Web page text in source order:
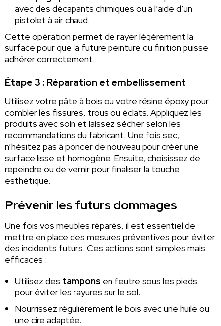
avec des décapants chimiques ou à l’aide d’un
pistolet à air chaud.
Cette opération permet de rayer légèrement la
surface pour que la future peinture ou finition puisse
adhérer correctement.
Étape 3 : Réparation et embellissement
Utilisez votre pâte à bois ou votre résine époxy pour
combler les fissures, trous ou éclats. Appliquez les
produits avec soin et laissez sécher selon les
recommandations du fabricant. Une fois sec,
n’hésitez pas à poncer de nouveau pour créer une
surface lisse et homogène. Ensuite, choisissez de
repeindre ou de vernir pour finaliser la touche
esthétique.
Prévenir les futurs dommages
Une fois vos meubles réparés, il est essentiel de
mettre en place des mesures préventives pour éviter
des incidents futurs. Ces actions sont simples mais
efficaces :
Utilisez des tampons en feutre sous les pieds
pour éviter les rayures sur le sol.
Nourrissez régulièrement le bois avec une huile ou
une cire adaptée.